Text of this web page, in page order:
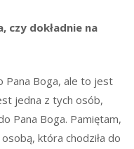
czy dokładnie na
Pana Boga, ale to jest
jedna z tych osób,
Pana Boga. Pamiętam,
która chodziła do